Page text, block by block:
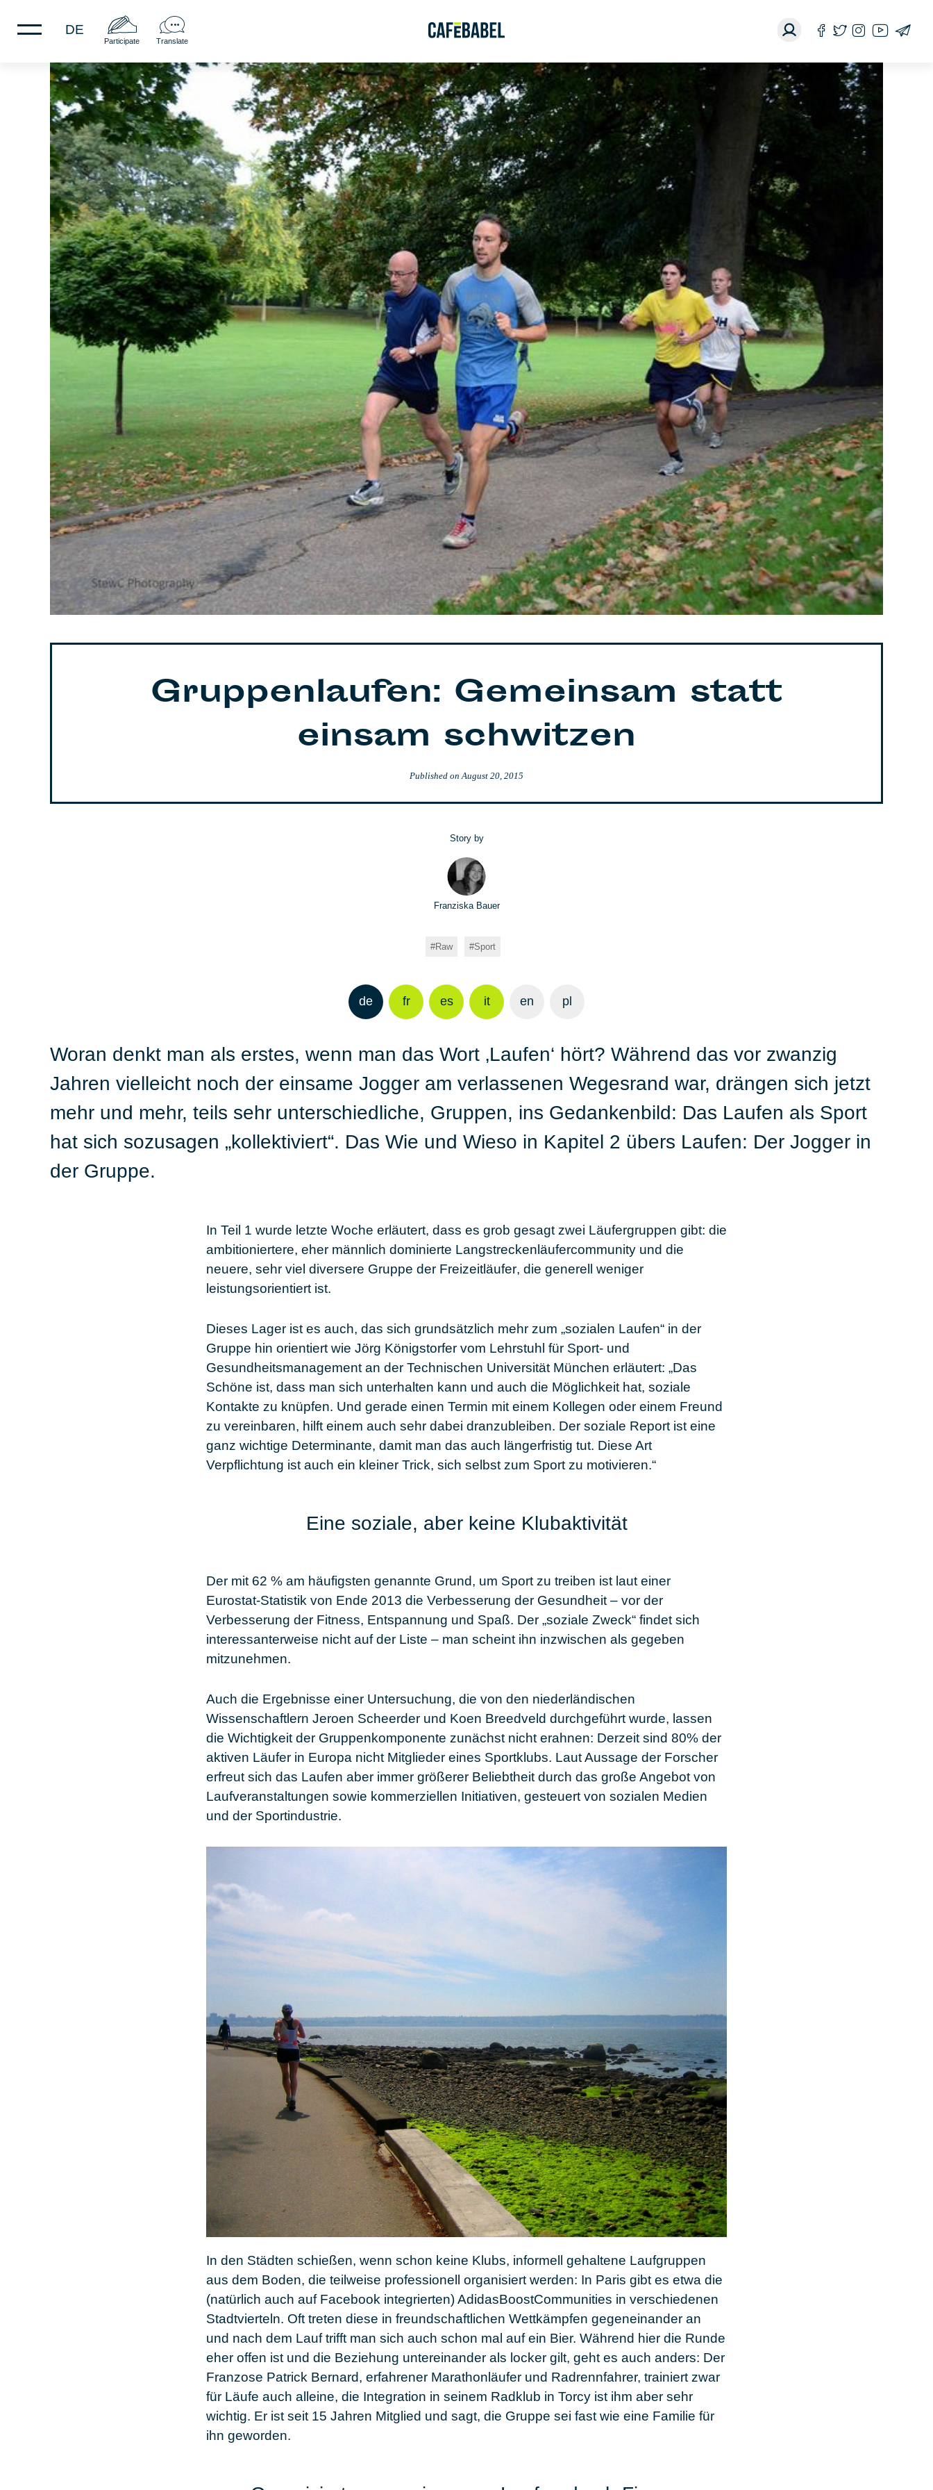
Participate Translate
DE
Gruppenlaufen: Gemeinsam statt
einsam schwitzen
Published on August 20, 2015
Story by
Franziska Bauer
Raw Sport
de fr es it en pl
Woran denkt man als erstes, wenn man das Wort ‚Laufen‘ hört? Während das vor zwanzig
Jahren vielleicht noch der einsame Jogger am verlassenen Wegesrand war, drängen sich jetzt
mehr und mehr, teils sehr unterschiedliche, Gruppen, ins Gedankenbild: Das Laufen als Sport
hat sich sozusagen „kollektiviert“. Das Wie und Wieso in Kapitel 2 übers Laufen: Der Jogger in
der Gruppe.
In Teil 1 wurde letzte Woche erläutert, dass es grob gesagt zwei Läufergruppen gibt: die
ambitioniertere, eher männlich dominierte Langstreckenläufercommunity und die
neuere, sehr viel diversere Gruppe der Freizeitläufer, die generell weniger
leistungsorientiert ist.
Dieses Lager ist es auch, das sich grundsätzlich mehr zum „sozialen Laufen“ in der
Gruppe hin orientiert wie Jörg Königstorfer vom Lehrstuhl für Sport- und
Gesundheitsmanagement an der Technischen Universität München erläutert: „Das
Schöne ist, dass man sich unterhalten kann und auch die Möglichkeit hat, soziale
Kontakte zu knüpfen. Und gerade einen Termin mit einem Kollegen oder einem Freund
zu vereinbaren, hilft einem auch sehr dabei dranzubleiben. Der soziale Report ist eine
ganz wichtige Determinante, damit man das auch längerfristig tut. Diese Art
Verpflichtung ist auch ein kleiner Trick, sich selbst zum Sport zu motivieren.“
Eine soziale, aber keine Klubaktivität
Der mit 62 % am häufigsten genannte Grund, um Sport zu treiben ist laut einer
Eurostat-Statistik von Ende 2013 die Verbesserung der Gesundheit – vor der
Verbesserung der Fitness, Entspannung und Spaß. Der „soziale Zweck“ findet sich
interessanterweise nicht auf der Liste – man scheint ihn inzwischen als gegeben
mitzunehmen.
Auch die Ergebnisse einer Untersuchung, die von den niederländischen
Wissenschaftlern Jeroen Scheerder und Koen Breedveld durchgeführt wurde, lassen
die Wichtigkeit der Gruppenkomponente zunächst nicht erahnen: Derzeit sind 80% der
aktiven Läufer in Europa nicht Mitglieder eines Sportklubs. Laut Aussage der Forscher
erfreut sich das Laufen aber immer größerer Beliebtheit durch das große Angebot von
Laufveranstaltungen sowie kommerziellen Initiativen, gesteuert von sozialen Medien
und der Sportindustrie.
In den Städten schießen, wenn schon keine Klubs, informell gehaltene Laufgruppen
aus dem Boden, die teilweise professionell organisiert werden: In Paris gibt es etwa die
(natürlich auch auf Facebook integrierten) AdidasBoostCommunities in verschiedenen
Stadtvierteln. Oft treten diese in freundschaftlichen Wettkämpfen gegeneinander an
und nach dem Lauf trifft man sich auch schon mal auf ein Bier. Während hier die Runde
eher offen ist und die Beziehung untereinander als locker gilt, geht es auch anders: Der
Franzose Patrick Bernard, erfahrener Marathonläufer und Radrennfahrer, trainiert zwar
für Läufe auch alleine, die Integration in seinem Radklub in Torcy ist ihm aber sehr
wichtig. Er ist seit 15 Jahren Mitglied und sagt, die Gruppe sei fast wie eine Familie für
ihn geworden.